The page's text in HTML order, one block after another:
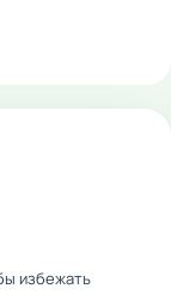
избежать